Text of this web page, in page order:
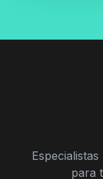
para